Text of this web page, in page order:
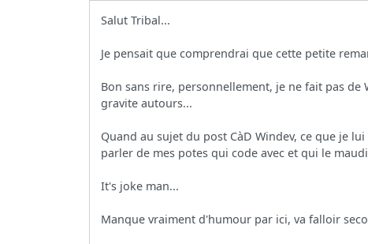
Salut Tribal...
Je pensait que comprendrai que cette petite
Bon sans rire, personnellement, je ne fait pas
gravite autours...
Quand au sujet du post CàD Windev, ce que je
parler de mes potes qui code avec et qui le
It's joke man...
Manque vraiment d'humour par ici, va falloir